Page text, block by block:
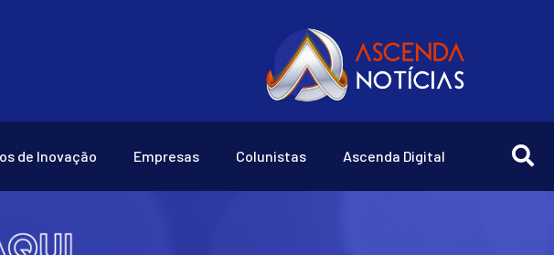
de Inovação Empresas Colunistas Ascenda Digital